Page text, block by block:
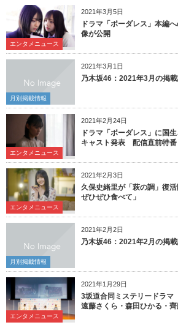
2021年3月5日
エンタメニュース
ドラマ「ボーダレス」本編
像が公開
2021年3月1日
月別掲載情報
乃木坂46：2021年3月の掲
2021年2月24日
エンタメニュース
ドラマ「ボーダレス」に国
キャスト発表 配信直前特番
2021年2月3日
エンタメニュース
久保史緒里が「萩の調」復
ぜひぜひ食べて」
2021年2月2日
月別掲載情報
乃木坂46：2021年2月の掲
2021年1月29日
エンタメニュース
3坂道合同ミステリードラ
遠藤さくら・森田ひかる・